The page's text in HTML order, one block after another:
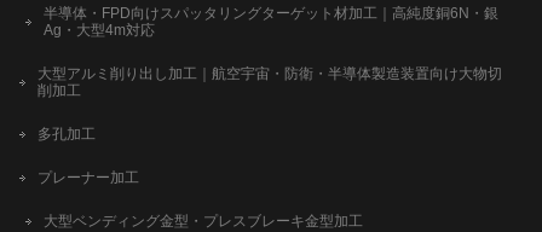
半導体・FPD向けスパッタリングターゲット材加工｜高純度銅6N・銀
Ag・大型4m対応
大型アルミ削り出し加工｜航空宇宙・防衛・半導体製造装置向け大物切
削加工
多孔加工
プレーナー加工
大型ベンディング金型・プレスブレーキ金型加工